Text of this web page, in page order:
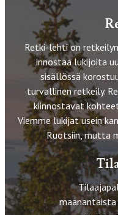
Retki-lehti on
innostaa lukijoita
sisällössä
turvallinen retkeily.
kiinnostavat
Viemme lukijat usein
Ruotsiin, mutta